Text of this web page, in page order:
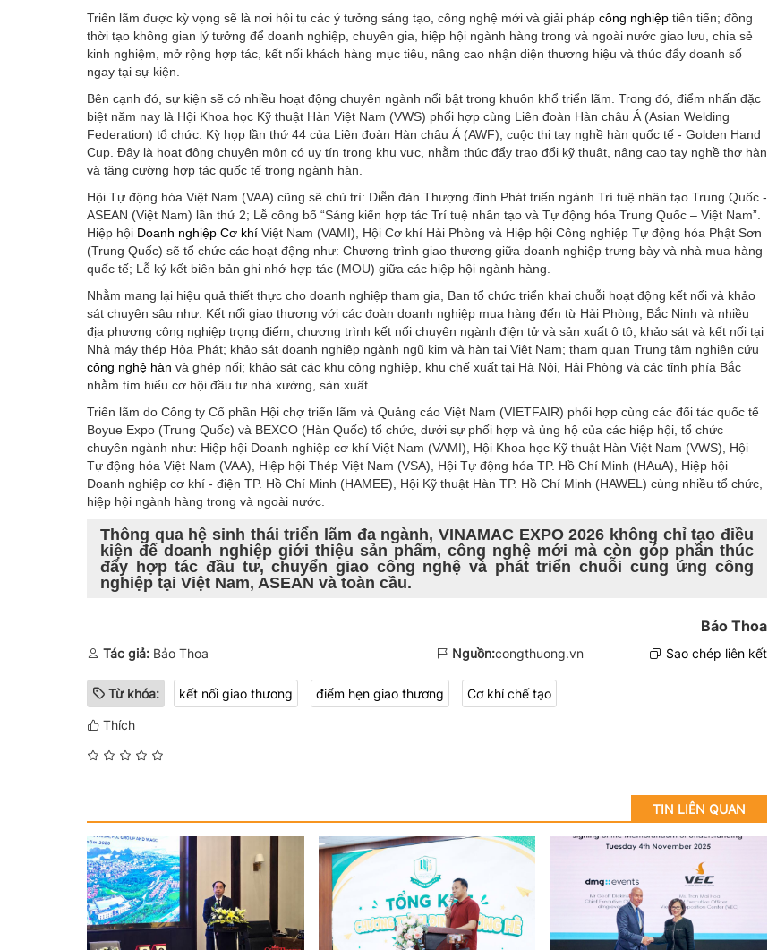
Triển lãm được kỳ vọng sẽ là nơi hội tụ các ý tưởng sáng tạo, công nghệ mới và giải pháp công nghiệp tiên tiến; đồng
thời tạo không gian lý tưởng để doanh nghiệp, chuyên gia, hiệp hội ngành hàng trong và ngoài nước giao lưu, chia sẻ
kinh nghiệm, mở rộng hợp tác, kết nối khách hàng mục tiêu, nâng cao nhận diện thương hiệu và thúc đẩy doanh số
ngay tại sự kiện.
Bên cạnh đó, sự kiện sẽ có nhiều hoạt động chuyên ngành nổi bật trong khuôn khổ triển lãm. Trong đó, điểm nhấn đặc
biệt năm nay là Hội Khoa học Kỹ thuật Hàn Việt Nam (VWS) phối hợp cùng Liên đoàn Hàn châu Á (Asian Welding
Federation) tổ chức: Kỳ họp lần thứ 44 của Liên đoàn Hàn châu Á (AWF); cuộc thi tay nghề hàn quốc tế - Golden Hand
Cup. Đây là hoạt động chuyên môn có uy tín trong khu vực, nhằm thúc đẩy trao đổi kỹ thuật, nâng cao tay nghề thợ hàn
và tăng cường hợp tác quốc tế trong ngành hàn.
Hội Tự động hóa Việt Nam (VAA) cũng sẽ chủ trì: Diễn đàn Thượng đỉnh Phát triển ngành Trí tuệ nhân tạo Trung Quốc -
ASEAN (Việt Nam) lần thứ 2; Lễ công bố “Sáng kiến hợp tác Trí tuệ nhân tạo và Tự động hóa Trung Quốc – Việt Nam”.
Hiệp hội Doanh nghiệp Cơ khí Việt Nam (VAMI), Hội Cơ khí Hải Phòng và Hiệp hội Công nghiệp Tự động hóa Phật Sơn
(Trung Quốc) sẽ tổ chức các hoạt động như: Chương trình giao thương giữa doanh nghiệp trưng bày và nhà mua hàng
quốc tế; Lễ ký kết biên bản ghi nhớ hợp tác (MOU) giữa các hiệp hội ngành hàng.
Nhằm mang lại hiệu quả thiết thực cho doanh nghiệp tham gia, Ban tổ chức triển khai chuỗi hoạt động kết nối và khảo
sát chuyên sâu như: Kết nối giao thương với các đoàn doanh nghiệp mua hàng đến từ Hải Phòng, Bắc Ninh và nhiều
địa phương công nghiệp trọng điểm; chương trình kết nối chuyên ngành điện tử và sản xuất ô tô; khảo sát và kết nối tại
Nhà máy thép Hòa Phát; khảo sát doanh nghiệp ngành ngũ kim và hàn tại Việt Nam; tham quan Trung tâm nghiên cứu
công nghệ hàn và ghép nối; khảo sát các khu công nghiệp, khu chế xuất tại Hà Nội, Hải Phòng và các tỉnh phía Bắc
nhằm tìm hiểu cơ hội đầu tư nhà xưởng, sản xuất.
Triển lãm do Công ty Cổ phần Hội chợ triển lãm và Quảng cáo Việt Nam (VIETFAIR) phối hợp cùng các đối tác quốc tế
Boyue Expo (Trung Quốc) và BEXCO (Hàn Quốc) tổ chức, dưới sự phối hợp và ủng hộ của các hiệp hội, tổ chức
chuyên ngành như: Hiệp hội Doanh nghiệp cơ khí Việt Nam (VAMI), Hội Khoa học Kỹ thuật Hàn Việt Nam (VWS), Hội
Tự động hóa Việt Nam (VAA), Hiệp hội Thép Việt Nam (VSA), Hội Tự động hóa TP. Hồ Chí Minh (HAuA), Hiệp hội
Doanh nghiệp cơ khí - điện TP. Hồ Chí Minh (HAMEE), Hội Kỹ thuật Hàn TP. Hồ Chí Minh (HAWEL) cùng nhiều tổ chức,
hiệp hội ngành hàng trong và ngoài nước.
Thông qua hệ sinh thái triển lãm đa ngành, VINAMAC EXPO 2026 không chỉ tạo điều
kiện để doanh nghiệp giới thiệu sản phẩm, công nghệ mới mà còn góp phần thúc
đẩy hợp tác đầu tư, chuyển giao công nghệ và phát triển chuỗi cung ứng công
nghiệp tại Việt Nam, ASEAN và toàn cầu.
Bảo Thoa
Tác giả: Bảo Thoa Nguồn:congthuong.vn Sao chép liên kết
Từ khóa: kết nối giao thương điểm hẹn giao thương Cơ khí chế tạo
Thích
TIN LIÊN QUAN